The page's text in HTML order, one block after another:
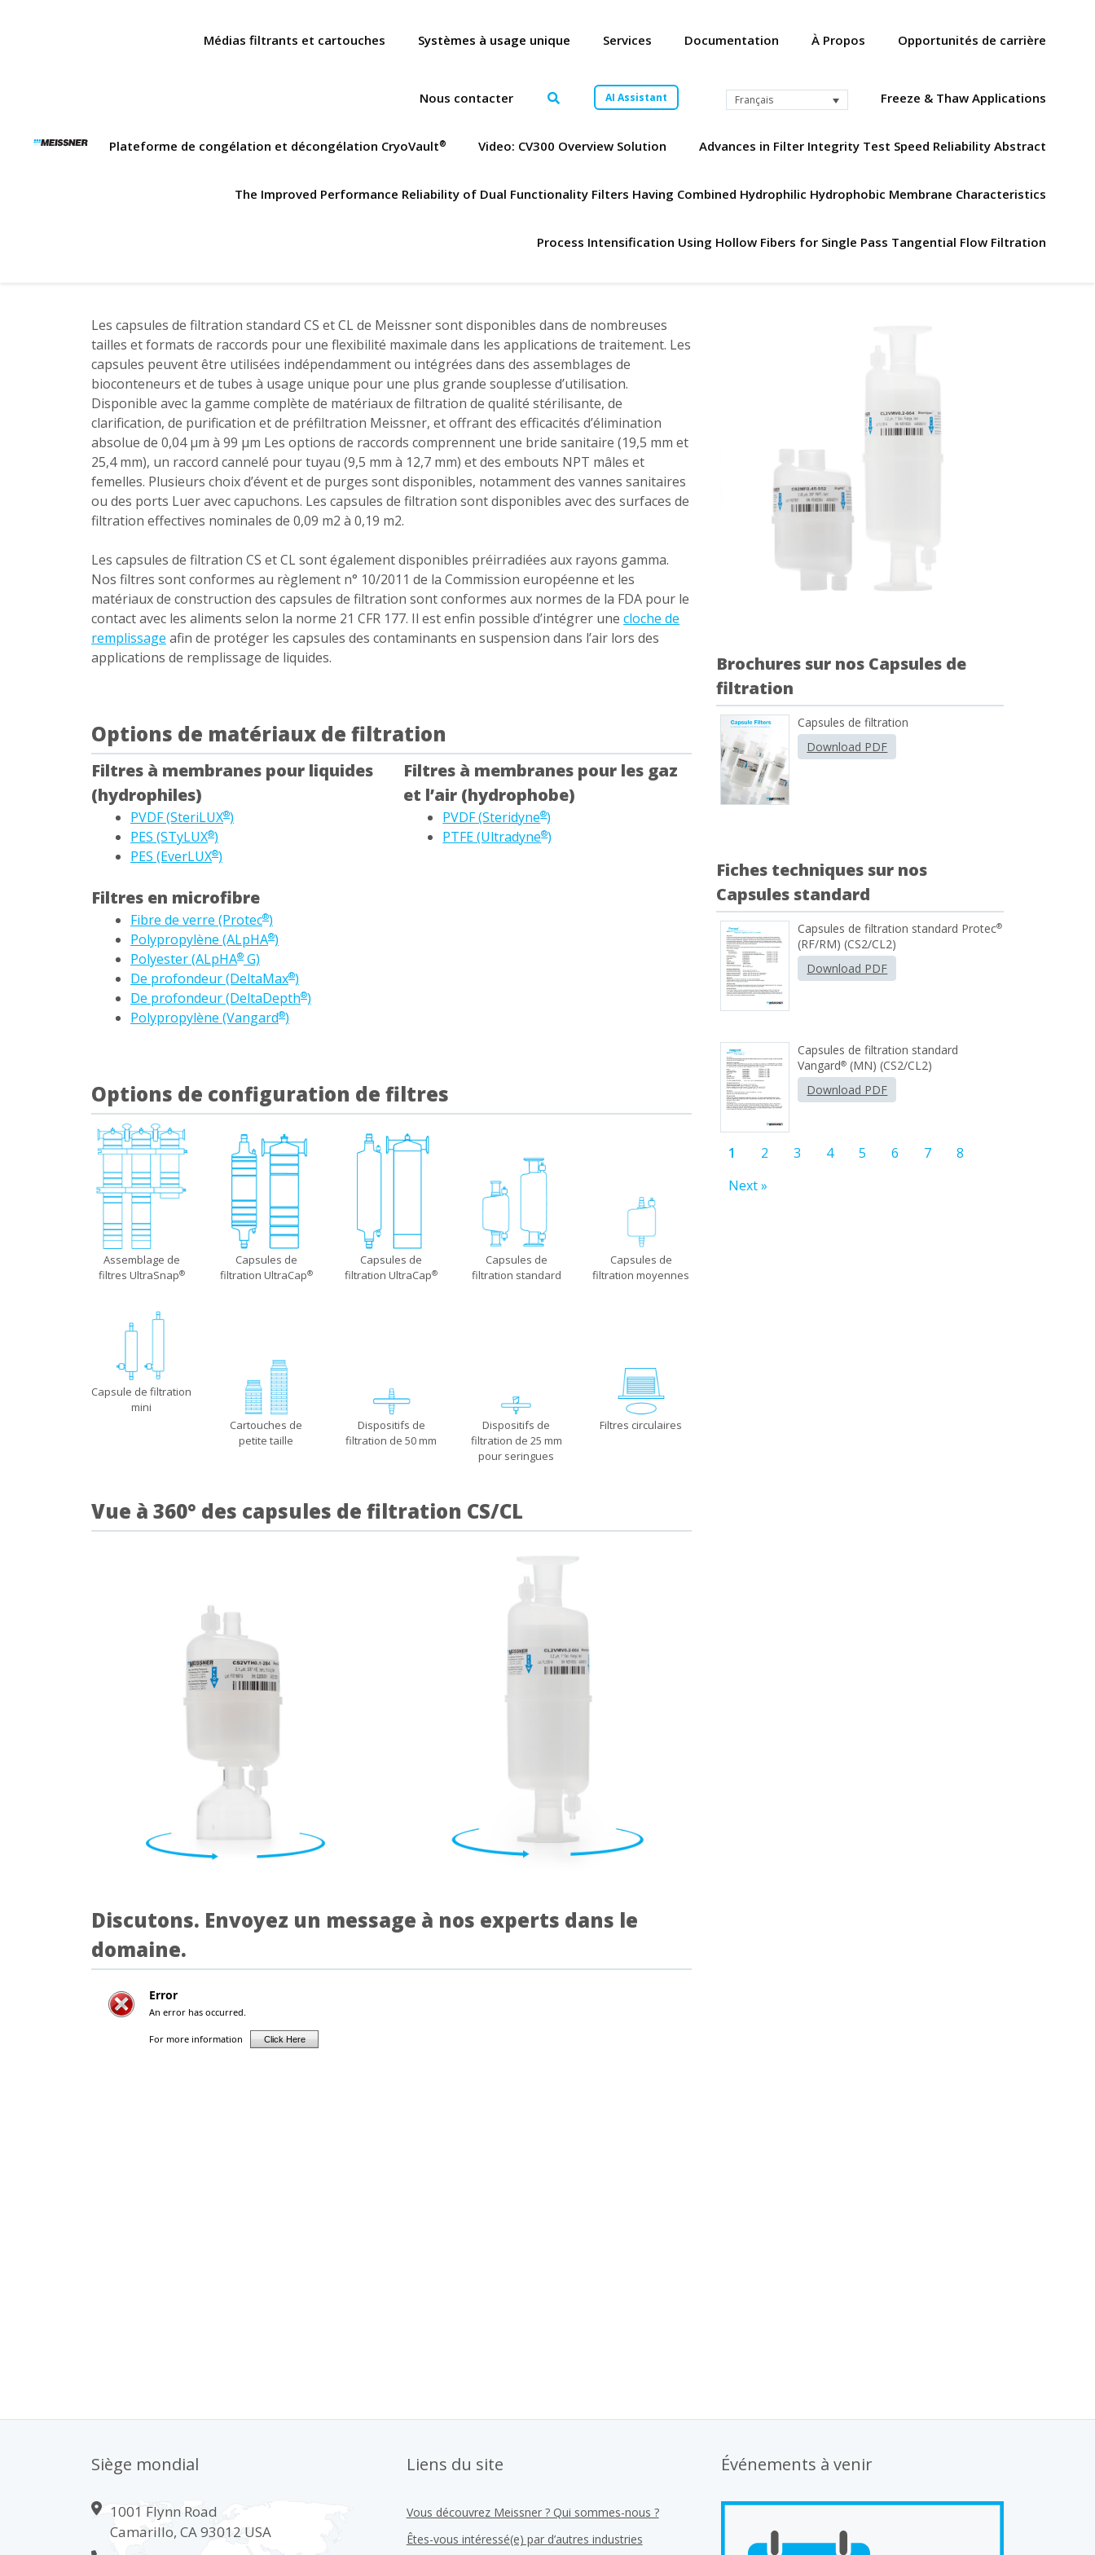
Médias filtrants et cartouches Systèmes à usage unique Services Documentation À Propos Opportunités de carrière
Nous contacter AI Assistant Français Freeze & Thaw Applications
Plateforme de congélation et décongélation CryoVault® Video: CV300 Overview Solution Advances in Filter Integrity Test Speed Reliability Abstract
The Improved Performance Reliability of Dual Functionality Filters Having Combined Hydrophilic Hydrophobic Membrane Characteristics
Process Intensification Using Hollow Fibers for Single Pass Tangential Flow Filtration
Les capsules de filtration standard CS et CL de Meissner sont disponibles dans de nombreuses
tailles et formats de raccords pour une flexibilité maximale dans les applications de traitement. Les
capsules peuvent être utilisées indépendamment ou intégrées dans des assemblages de
bioconteneurs et de tubes à usage unique pour une plus grande souplesse d’utilisation.
Disponible avec la gamme complète de matériaux de filtration de qualité stérilisante, de
clarification, de purification et de préfiltration Meissner, et offrant des efficacités d’élimination
absolue de 0,04 µm à 99 µm Les options de raccords comprennent une bride sanitaire (19,5 mm et
25,4 mm), un raccord cannelé pour tuyau (9,5 mm à 12,7 mm) et des embouts NPT mâles et
femelles. Plusieurs choix d’évent et de purges sont disponibles, notamment des vannes sanitaires
ou des ports Luer avec capuchons. Les capsules de filtration sont disponibles avec des surfaces de
filtration effectives nominales de 0,09 m2 à 0,19 m2.
Les capsules de filtration CS et CL sont également disponibles préirradiées aux rayons gamma.
Nos filtres sont conformes au règlement n° 10/2011 de la Commission européenne et les
matériaux de construction des capsules de filtration sont conformes aux normes de la FDA pour le
contact avec les aliments selon la norme 21 CFR 177. Il est enfin possible d’intégrer une cloche de
remplissage afin de protéger les capsules des contaminants en suspension dans l’air lors des
applications de remplissage de liquides.
Options de matériaux de filtration
Filtres à membranes pour liquides
(hydrophiles)
PVDF (SteriLUX®)
PES (STyLUX®)
PES (EverLUX®)
Filtres en microfibre
Fibre de verre (Protec®)
Polypropylène (ALpHA®)
Polyester (ALpHA® G)
De profondeur (DeltaMax®)
De profondeur (DeltaDepth®)
Polypropylène (Vangard®)
Filtres à membranes pour les gaz
et l’air (hydrophobe)
PVDF (Steridyne®)
PTFE (Ultradyne®)
Options de configuration de filtres
Assemblage de
filtres UltraSnap®
Capsules de
filtration UltraCap®
Capsules de
filtration UltraCap®
Capsules de
filtration standard
Capsules de
filtration moyennes
Capsule de filtration
mini
Cartouches de
petite taille
Dispositifs de
filtration de 50 mm
Dispositifs de
filtration de 25 mm
pour seringues
Filtres circulaires
Vue à 360° des capsules de filtration CS/CL
Discutons. Envoyez un message à nos experts dans le
domaine.
Brochures sur nos Capsules de
filtration
Capsules de filtration
Download PDF
Fiches techniques sur nos
Capsules standard
Capsules de filtration standard Protec®
(RF/RM) (CS2/CL2)
Download PDF
Capsules de filtration standard
Vangard® (MN) (CS2/CL2)
Download PDF
1 2 3 4 5 6 7
8
Next »
Siège mondial
1001 Flynn Road
Camarillo, CA 93012 USA
Liens du site
Vous découvrez Meissner ? Qui sommes-nous ?
Êtes-vous intéressé(e) par d’autres industries
Événements à venir